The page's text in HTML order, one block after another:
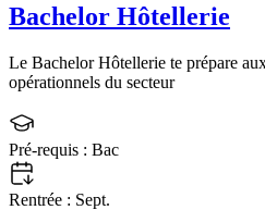
Bachelor Hôtellerie
Le Bachelor Hôtellerie te prépare
opérationnels du secteur
Pré-requis : Bac
Rentrée : Sept.